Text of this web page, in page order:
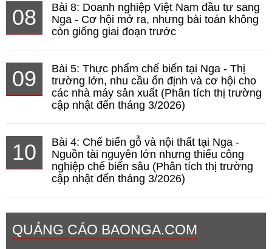
08
Bài 8: Doanh nghiệp Việt Nam đầu tư sang
Nga - Cơ hội mở ra, nhưng bài toán không
còn giống giai đoạn trước
09
Bài 5: Thực phẩm chế biến tại Nga - Thị
trường lớn, nhu cầu ổn định và cơ hội cho
các nhà máy sản xuất (Phân tích thị trường
cập nhật đến tháng 3/2026)
10
Bài 4: Chế biến gỗ và nội thất tại Nga -
Nguồn tài nguyên lớn nhưng thiếu công
nghiệp chế biến sâu (Phân tích thị trường
cập nhật đến tháng 3/2026)
QUẢNG CÁO BAONGA.COM